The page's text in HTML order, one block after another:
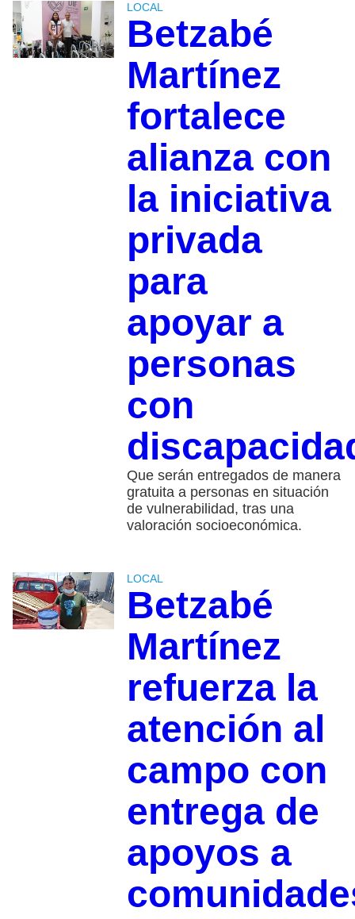
LOCAL
Betzabé
Martínez
fortalece
alianza con
la iniciativa
privada
para
apoyar a
personas
con
Que serán entregados de manera
gratuita a personas en situación
de vulnerabilidad, tras una
valoración socioeconómica.
LOCAL
Betzabé
Martínez
refuerza la
atención al
campo con
entrega de
apoyos a